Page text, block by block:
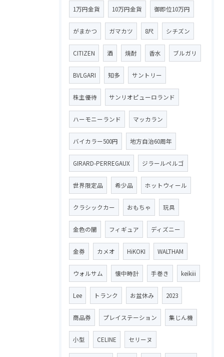
1万円金貨 10万円金貨 御即位10万円
がまかつ ガマカツ 8尺 シチズン
CITIZEN 酒 焼酎 香水 ブルガリ
BVLGARI 知多 サントリー
株主優待 サンリオピューロランド
ハーモニーランド マッカラン
バイカラー500円 地方自治60周年
GIRARD-PERREGAUX ジラールペルゴ
世界限定品 希少品 ホットウィール
クラシックカー おもちゃ 玩具
金色の闇 フィギュア ディズニー
金券 カメオ HiKOKI WALTHAM
ウォルサム 懐中時計 手巻き keikiii
Lee トランク お盆休み 2023
商品券 プレイステーション 集じん機
小型 CELINE セリーヌ